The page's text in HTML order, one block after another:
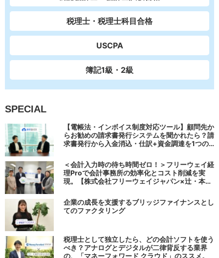
税理士・税理士科目合格
USCPA
簿記1級・2級
SPECIAL
【電帳法・インボイス制度対応ツール】顧問先か
らお勧めの請求書発行システムを聞かれたら？請
求書発行から入金消込・仕訳+資金調達を1つの
＜会計入力時の待ち時間ゼロ！＞フリーウェイ経
理Proで会計事務所の効率化とコスト削減を実
現。【株式会社フリーウェイジャパン×辻・本郷
企業の成長を支援するブリッジファイナンスとし
てのファクタリング
税理士として独立したら、どの会計ソフトを使う
べき？アナログとデジタルが二律背反する業界
の、「マネーフォワード クラウド」のススメ。